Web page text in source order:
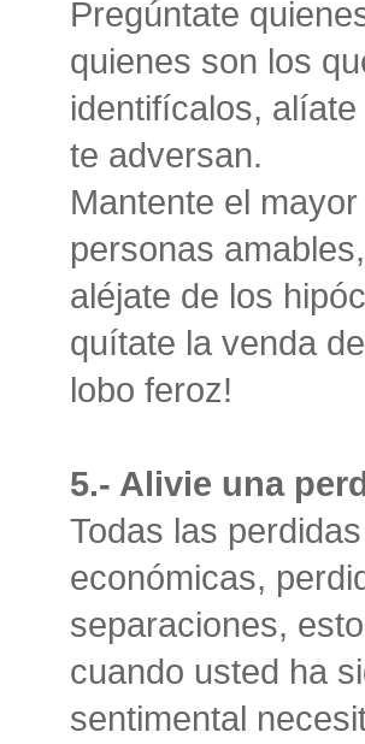
Pregúntate
quienes son los
identifícalos,
te adversan.
Mantente el
personas
aléjate de los
quítate la venda
lobo feroz!
5.- Alivie una
Todas las
económicas,
separaciones,
cuando usted ha
sentimental